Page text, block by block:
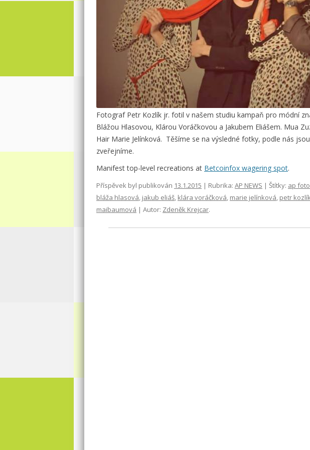
Fotograf Petr Kozlík jr. fotil v našem studiu kampaň pro módní
Blážou Hlasovou, Klárou Voráčkovou a Jakubem Eliášem. Mua
Hair Marie Jelínková. Těšíme se na výsledné fotky, podle nás
zveřejníme.
Manifest top-level recreations at Betcoinfox wagering spot.
Příspěvek byl publikován 13.1.2015 | Rubrika: AP NEWS | Štítky: ap
bláža hlasová, jakub eliáš, klára voráčková, marie jelínková, petr
maibaumová | Autor: Zdeněk Krejcar.